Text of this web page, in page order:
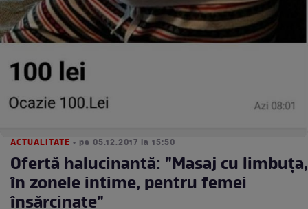
ACTUALITATE • pe 05.12.2017 la 15:50
Ofertă halucinantă: "Masaj cu limbuţa,
în zonele intime, pentru femei
însărcinate"